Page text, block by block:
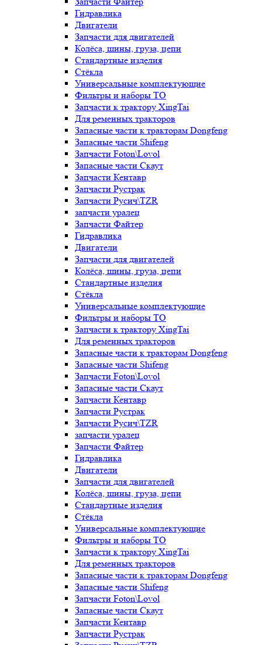
Гидравлика
Двигатели
Запчасти для двигателей
Колёса, шины, груза, цепи
Стандартные изделия
Стёкла
Универсальные комплектующие
Фильтры и наборы ТО
Запчасти к трактору XingTai
Для ременных тракторов
Запасные части к тракторам Dongfeng
Запасные части Shifeng
Запчасти Foton\Lovol
Запасные части Скаут
Запчасти Кентавр
Запчасти Рустрак
Запчасти Русич\TZR
запчасти уралец
Запчасти Файтер
Гидравлика
Двигатели
Запчасти для двигателей
Колёса, шины, груза, цепи
Стандартные изделия
Стёкла
Универсальные комплектующие
Фильтры и наборы ТО
Запчасти к трактору XingTai
Для ременных тракторов
Запасные части к тракторам Dongfeng
Запасные части Shifeng
Запчасти Foton\Lovol
Запасные части Скаут
Запчасти Кентавр
Запчасти Рустрак
Запчасти Русич\TZR
запчасти уралец
Запчасти Файтер
Гидравлика
Двигатели
Запчасти для двигателей
Колёса, шины, груза, цепи
Стандартные изделия
Стёкла
Универсальные комплектующие
Фильтры и наборы ТО
Запчасти к трактору XingTai
Для ременных тракторов
Запасные части к тракторам Dongfeng
Запасные части Shifeng
Запчасти Foton\Lovol
Запасные части Скаут
Запчасти Кентавр
Запчасти Рустрак